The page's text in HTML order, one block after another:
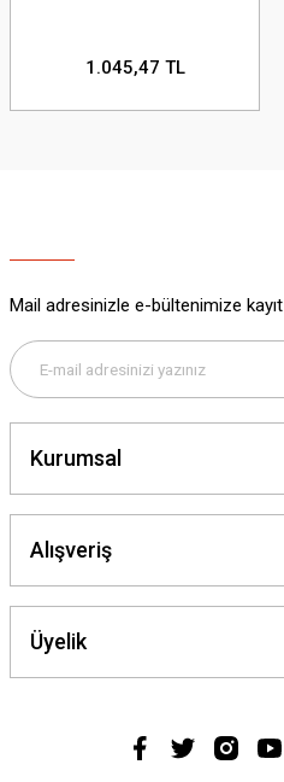
1.045,47 TL
Mail adresinizle e-bültenimize
Kurumsal
Alışveriş
Üyelik